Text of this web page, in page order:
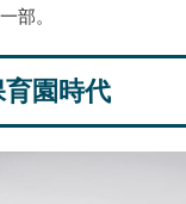
部。
園時代